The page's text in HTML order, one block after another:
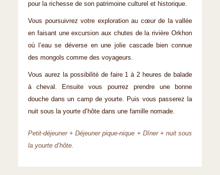
pour la richesse de son patrimoine culturel et historique.
Vous poursuivrez votre exploration au cœur de la vallée
en faisant une excursion aux chutes de la rivière Orkhon
où l’eau se déverse en une jolie cascade bien connue
des mongols comme des voyageurs.
Vous aurez la possibilité de faire 1 à 2 heures de balade
à cheval. Ensuite vous pourrez prendre une bonne
douche dans un camp de yourte. Puis vous passerez la
nuit sous la yourte d’hôte dans une famille nomade.
Petit-déjeuner + Déjeuner pique-nique + Dîner + nuit sous
la yourte d’hôte.